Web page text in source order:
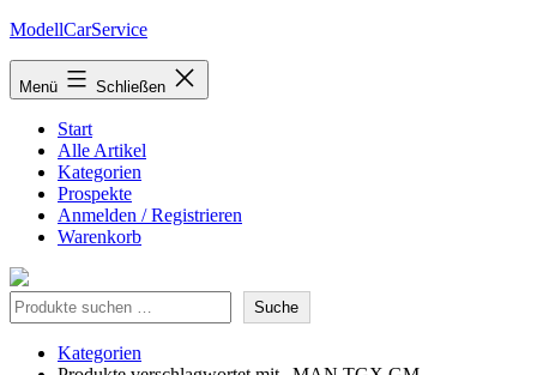
Zum
springen
ModellCarService
Menü Schließen
Start
Alle Artikel
Kategorien
Prospekte
Anmelden / Registrieren
Warenkorb
Suche Suche
Kategorien